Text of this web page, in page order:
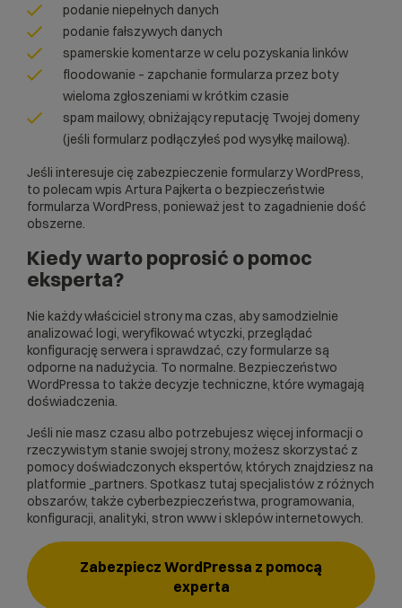
podanie niepełnych danych
podanie fałszywych danych
spamerskie komentarze w celu pozyskania linków
floodowanie – zapchanie formularza przez boty
wieloma zgłoszeniami w krótkim czasie
spam mailowy, obniżający reputację Twojej domeny
(jeśli formularz podłączyłeś pod wysyłkę mailową).
Jeśli interesuje cię zabezpieczenie formularzy WordPress,
to polecam wpis Artura Pajkerta o bezpieczeństwie
formularza WordPress, ponieważ jest to zagadnienie dość
obszerne.
Kiedy warto poprosić o pomoc
eksperta?
Nie każdy właściciel strony ma czas, aby samodzielnie
analizować logi, weryfikować wtyczki, przeglądać
konfigurację serwera i sprawdzać, czy formularze są
odporne na nadużycia. To normalne. Bezpieczeństwo
WordPressa to także decyzje techniczne, które wymagają
doświadczenia.
Jeśli nie masz czasu albo potrzebujesz więcej informacji o
rzeczywistym stanie swojej strony, możesz skorzystać z
pomocy doświadczonych ekspertów, których znajdziesz na
platformie _partners. Spotkasz tutaj specjalistów z różnych
obszarów, także cyberbezpieczeństwa, programowania,
konfiguracji, analityki, stron www i sklepów internetowych.
Zabezpiecz WordPressa z pomocą
experta